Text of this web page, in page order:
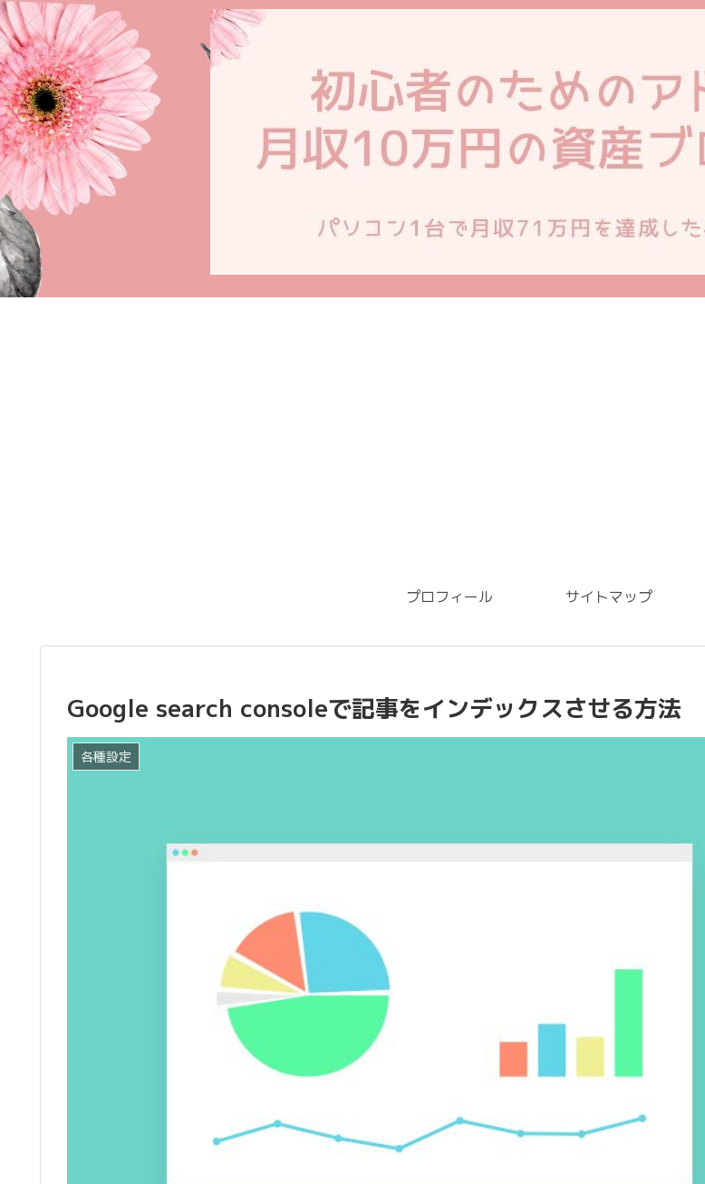
プロフィール サイトマップ
Google search consoleで記事をインデックスさせる方法
各種設定